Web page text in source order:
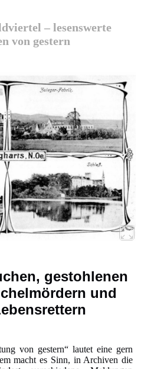
– lesenswerte
von gestern
gestohlenen
und
von gestern“ lautet eine gern
macht es Sinn, in Archiven die